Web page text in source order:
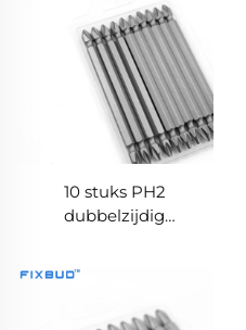
10 stuks PH2
dubbelzijdig